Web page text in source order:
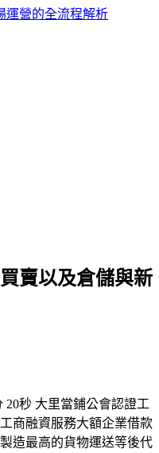
運營的全流程解析
賣以及倉儲與新
20秒 大里當鋪公會認證工
商融資服務大額企業借款
造最高的貨物運送等後代